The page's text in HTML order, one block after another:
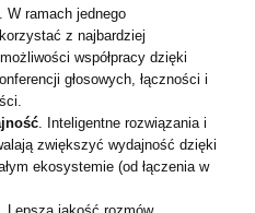
. W ramach jednego
z najbardziej
współpracy dzięki
głosowych, łączności i
. Inteligentne rozwiązania i
zwiększyć wydajność dzięki
ekosystemie (od łączenia w